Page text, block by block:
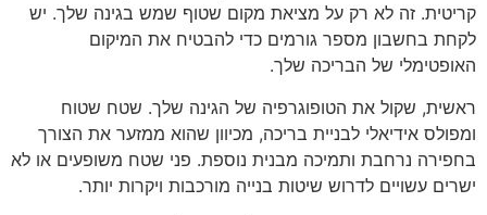
קריטית. זה לא רק על מציאת מקום שטוף שמש בגינה שלך. יש
לקחת בחשבון מספר גורמים כדי להבטיח את המיקום
האופטימלי של הבריכה שלך.
ראשית, שקול את הטופוגרפיה של הגינה שלך. שטח שטוח
ומפולס אידיאלי לבניית בריכה, מכיוון שהוא ממזער את הצורך
בחפירה נרחבת ותמיכה מבנית נוספת. פני שטח משופעים או לא
ישרים עשויים לדרוש שיטות בנייה מורכבות ויקרות יותר.